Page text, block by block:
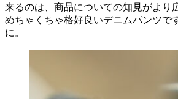
来るのは、商品についての知見がより
めちゃくちゃ格好良いデニムパンツで
に。